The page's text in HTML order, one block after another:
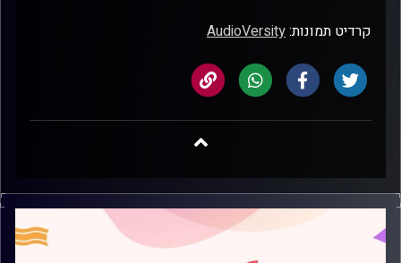
קרדיט תמונות:AudioVersity